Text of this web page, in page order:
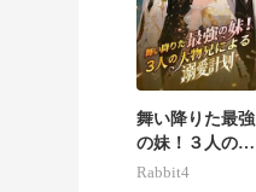
舞い降りた最強
の妹！３人の大
物兄による溺愛
Rabbit4